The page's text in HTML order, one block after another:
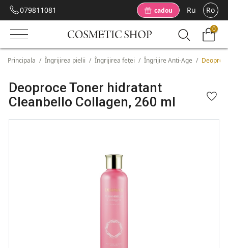
079811081 cadou Ru Ro
0
Principala / Îngrijirea pielii / Îngrijirea feței / Îngrijire Anti-Age /
Deoproce Toner hidratant
Cleanbello Collagen, 260 ml